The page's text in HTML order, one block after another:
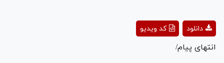
Playکد ویدیو دانلود
انتهای پیام/